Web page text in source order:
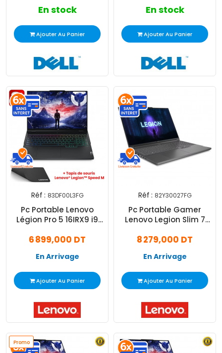
En stock
Ajouter Au Panier
En stock
Ajouter Au Panier
Réf : 83DF00L3FG
Pc Portable Lenovo
Légion Pro 5 16IRX9 i9
Windows 11
6 899,000 DT
En Arrivage
Ajouter Au Panier
Réf : 82Y30027FG
Pc Portable Gamer
Lenovo Legion Slim 7
SSD Gris
8 279,000 DT
En Arrivage
Ajouter Au Panier
Promo